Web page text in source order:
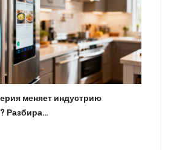
меняет индустрию
Разбира…